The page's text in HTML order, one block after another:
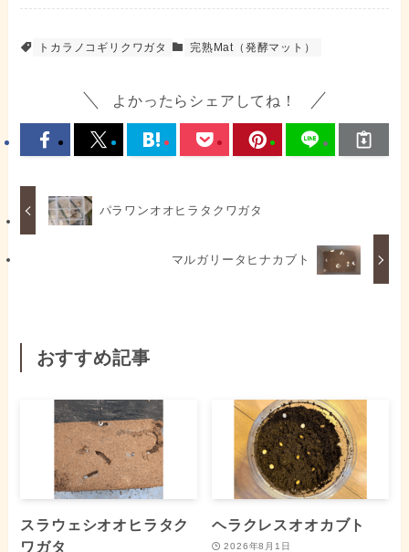
トカラノコギリクワガタ 完熟Mat（発酵マット）
よかったらシェアしてね！
パラワンオオヒラタクワガタ
マルガリータヒナカブト
おすすめ記事
スラウェシオオヒラタク
ワガタ
ヘラクレスオオカブト
2026年8月1日